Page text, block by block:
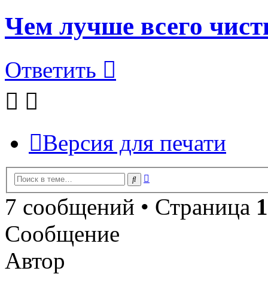
Чем лучше всего
Ответить
Версия для печати
Поиск
7 сообщений • Страница 1
Сообщение
Автор